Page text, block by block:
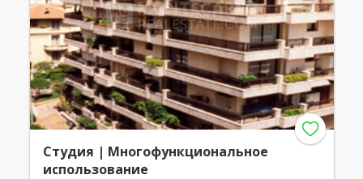
Студия | Многофункциональное
использование